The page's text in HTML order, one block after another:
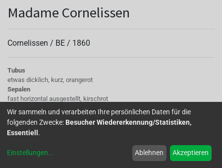
Madame Cornelissen
Cornelissen / BE / 1860
Tubus
etwas dicklich, kurz, orangerot
Sepalen
fast horizontal ausgestellt, kirschrot
Korolle/Petalen
Petalen kirschrot, halbgefüllt bis gefüllt, mit roter Aderung an der Basis,
weiß
Staubgefäße
Stempel
Wir sammeln und verarbeiten Ihre persönlichen Daten für die
folgenden Zwecke: Besucher Wiedererkennung/Statistiken,
Essentiell .
Einstellungen... Ablehnen Akzeptieren